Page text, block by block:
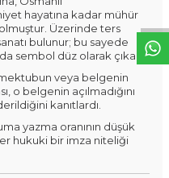
hayatına kadar mühür
Üzerinde ters
bulunur; bu sayede
sembol düz olarak çıkar.
veya belgenin
o belgenin açılmadığını
kanıtlardı.
yazma oranının düşük
hukuki bir imza niteliği